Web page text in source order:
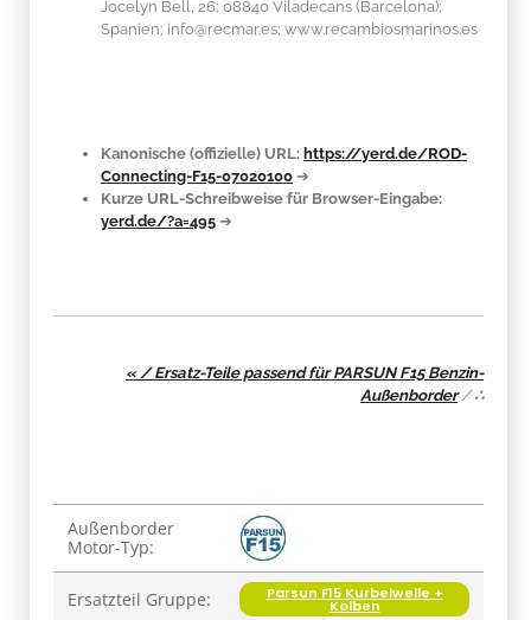
Jocelyn Bell, 26; 08840 Viladecans (Barcelona);
Spanien; info@recmar.es; www.recambiosmarinos.es
Kanonische (offizielle) URL: https://yerd.de/ROD-
Connecting-F15-07020100 ➔
Kurze URL-Schreibweise für Browser-Eingabe:
yerd.de/?a=495 ➔
« / Ersatz-Teile passend für PARSUN F15 Benzin-
Außenborder/∴
Produkteigenschaft
Wert
Außenborder
Motor-Typ:
Ersatzteil Gruppe: Parsun F15 Kurbelwelle +
Kolben